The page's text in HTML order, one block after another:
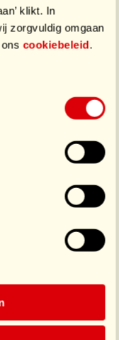
klikt. In
zorgvuldig omgaan
cookiebeleid.